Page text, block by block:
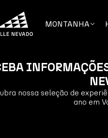
MONTANHA
nossa seleção de
ano em